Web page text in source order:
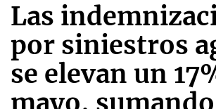
Las
por siniestros
se elevan un